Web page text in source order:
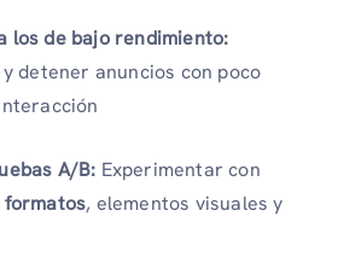
los de bajo rendimiento:
detener anuncios con poco
A/B: Experimentar con
, elementos visuales y